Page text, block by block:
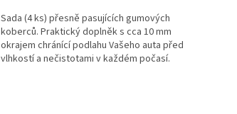
Sada (4 ks) přesně pasujících gumových
koberců. Praktický doplněk s cca 10 mm
okrajem chránící podlahu Vašeho auta před
vlhkostí a nečistotami v každém počasí.